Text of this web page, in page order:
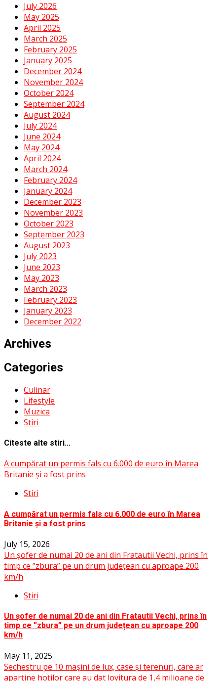
July 2026
May 2025
April 2025
March 2025
February 2025
January 2025
December 2024
November 2024
October 2024
September 2024
August 2024
July 2024
June 2024
May 2024
April 2024
March 2024
February 2024
January 2024
December 2023
November 2023
October 2023
September 2023
August 2023
July 2023
June 2023
May 2023
March 2023
February 2023
January 2023
December 2022
Archives
Categories
Culinar
Lifestyle
Muzica
Stiri
Citeste alte stiri...
A cumpărat un permis fals cu 6.000 de euro în Marea
Britanie și a fost prins
Stiri
A cumpărat un permis fals cu 6.000 de euro în Marea
Britanie și a fost prins
July 15, 2026
Un șofer de numai 20 de ani din Fratautii Vechi, prins în
timp ce ”zbura” pe un drum județean cu aproape 200
km/h
Stiri
Un șofer de numai 20 de ani din Fratautii Vechi, prins în
timp ce ”zbura” pe un drum județean cu aproape 200
km/h
May 11, 2025
Sechestru pe 10 mașini de lux, case și terenuri, care ar
aparține hoților care au dat lovitura de 1,4 milioane de